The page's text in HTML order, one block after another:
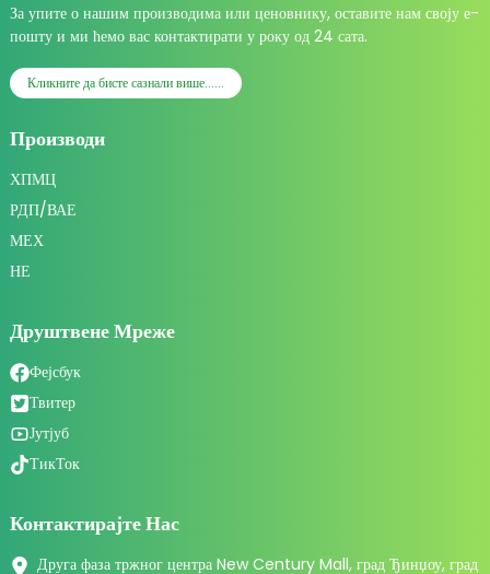
За упите о нашим производима или ценовнику, оставите нам своју е-
пошту и ми ћемо вас контактирати у року од 24 сата.
Кликните да бисте сазнали више......
Производи
ХПМЦ
РДП/ВАЕ
МЕХ
НЕ
Друштвене Мреже
Фејсбук
Твитер
Јутјуб
ТикТок
Контактирајте Нас
Друга фаза тржног центра New Century Mall, град Ђинџоу, град